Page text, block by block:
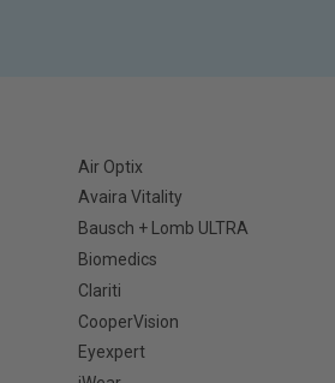
Air Optix
Avaira Vitality
Bausch + Lomb ULTRA
Biomedics
Clariti
CooperVision
Eyexpert